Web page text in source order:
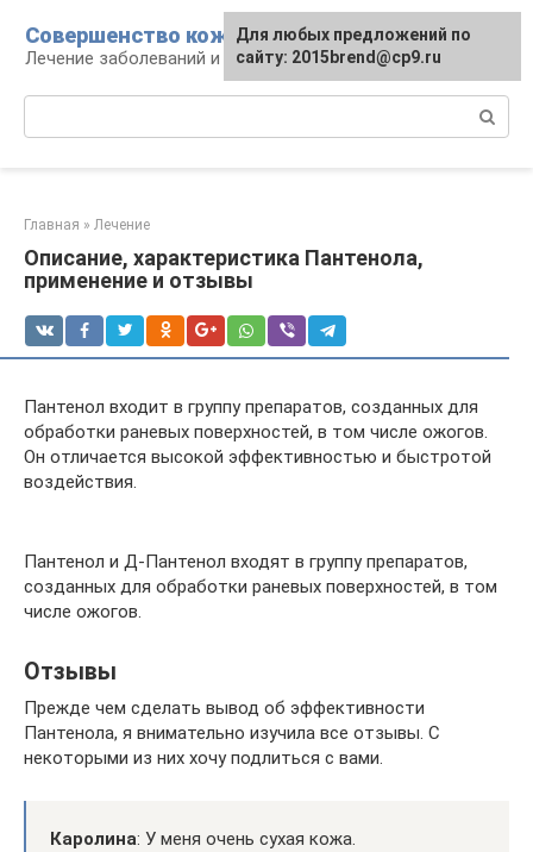
контенту
Совершенство кожи
Лечение заболеваний и уход за кожей
Главная » Лечение
Описание, характеристика Пантенола,
применение и отзывы
Пантенол входит в группу препаратов, созданных для
обработки раневых поверхностей, в том числе ожогов.
Он отличается высокой эффективностью и быстротой
воздействия.
Пантенол и Д-Пантенол входят в группу препаратов,
созданных для обработки раневых поверхностей, в том
числе ожогов.
Отзывы
Прежде чем сделать вывод об эффективности
Пантенола, я внимательно изучила все отзывы. С
некоторыми из них хочу подлиться с вами.
Каролина: У меня очень сухая кожа.
Для любых предложений по
сайту: 2015brend@cp9.ru